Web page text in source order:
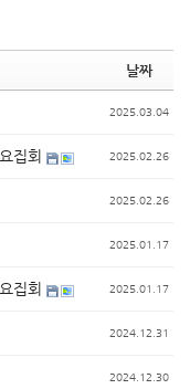
날짜
2025.03.04
집회 2025.02.26
2025.02.26
2025.01.17
집회 2025.01.17
2024.12.31
2024.12.30